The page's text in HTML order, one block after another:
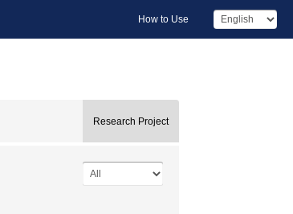
How to Use
Research Project